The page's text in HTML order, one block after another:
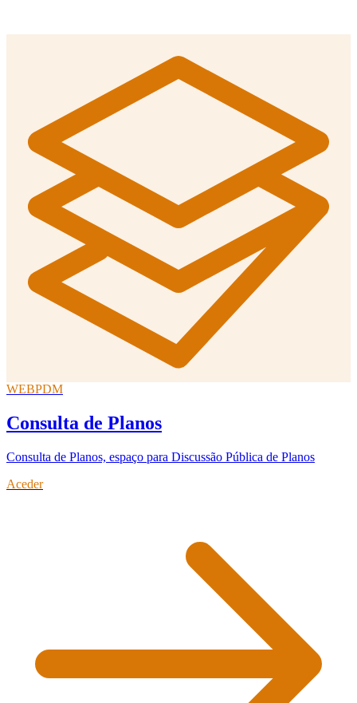
WEBPDM
Consulta de Planos
Consulta de Planos, espaço para Discussão Pública de Planos
Aceder